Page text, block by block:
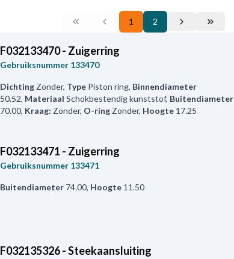
1 2
F032133470 - Zuigerring
Gebruiksnummer 133470
Dichting Zonder, Type Piston ring, Binnendiameter
50.52, Materiaal Schokbestendig kunststof, Buitendiameter
70.00, Kraag: Zonder, O-ring Zonder, Hoogte 17.25
F032133471 - Zuigerring
Gebruiksnummer 133471
Buitendiameter 74.00, Hoogte 11.50
F032135326 - Steekaansluiting